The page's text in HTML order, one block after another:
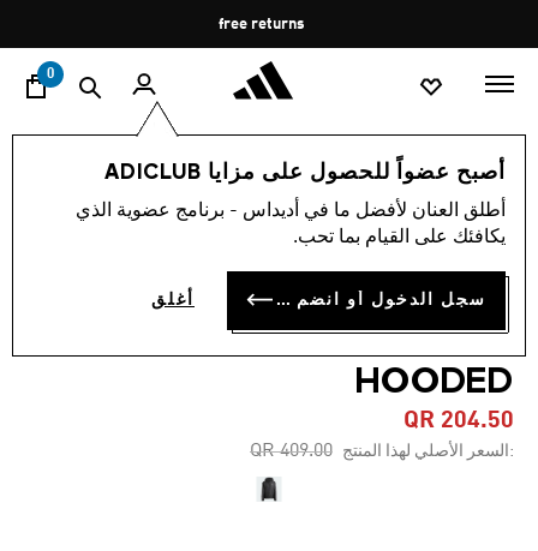
Pause
promotion
rotation
free returns
0
أصبح عضواً للحصول على مزايا ADICLUB
أطلق العنان لأفضل ما في أديداس - برنامج عضوية الذي
يكافئك على القيام بما تحب.
سجل الدخول أو انضم الآن أغلق
النساء الملابس
-50%
4.7 (39)
جاكيت ESSENTIALS 3-
STRIPES INSULATED
HOODED
QR 204.50
:السعر الأصلي لهذا المنتج Price reduced from
QR 409.00
to